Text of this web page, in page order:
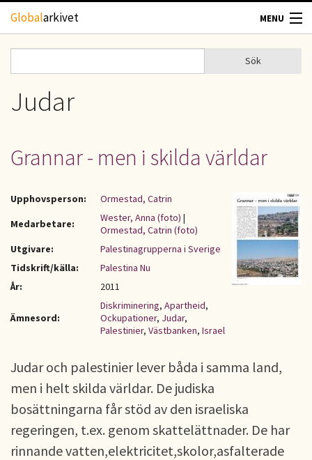
Hoppa till huvudinnehåll
Globalarkivet MENU
TIDSKRIFTER
GEOGRAFI
UPPHOVSRÄTT
OM OSS
Sökformulär
Sök
Judar
Grannar - men i skilda världar
Upphovsperson:
Ormestad, Catrin
Medarbetare:
Wester, Anna (foto) |
Ormestad, Catrin (foto)
Utgivare:
Palestinagrupperna i Sverige
Tidskrift/källa:
Palestina Nu
År:
2011
Ämnesord:
Diskriminering, Apartheid,
Ockupationer, Judar,
Palestinier, Västbanken, Israel
Judar och palestinier lever båda i samma land,
men i helt skilda världar. De judiska
bosättningarna får stöd av den israeliska
regeringen, t.ex. genom skattelättnader. De har
rinnande vatten,elektricitet,skolor,asfalterade